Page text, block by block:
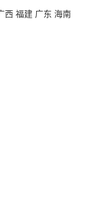
西 福建 广东 海南